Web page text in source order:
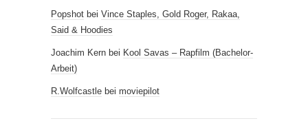
Popshot bei Vince Staples, Gold Roger, Rakaa,
Said & Hoodies
Joachim Kern bei Kool Savas – Rapfilm (Bachelor-
Arbeit)
R.Wolfcastle bei moviepilot